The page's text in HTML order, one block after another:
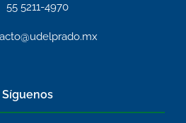
55 5211-4970
Síguenos